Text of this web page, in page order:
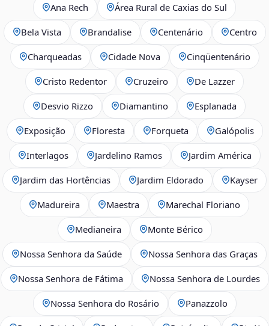
Ana Rech Área Rural de Caxias do Sul
Bela Vista Brandalise Centenário Centro
Charqueadas Cidade Nova Cinqüentenário
Cristo Redentor Cruzeiro De Lazzer
Desvio Rizzo Diamantino Esplanada
Exposição Floresta Forqueta Galópolis
Interlagos Jardelino Ramos Jardim América
Jardim das Hortências Jardim Eldorado Kayser
Madureira Maestra Marechal Floriano
Medianeira Monte Bérico
Nossa Senhora da Saúde Nossa Senhora das Graças
Nossa Senhora de Fátima Nossa Senhora de Lourdes
Nossa Senhora do Rosário Panazzolo